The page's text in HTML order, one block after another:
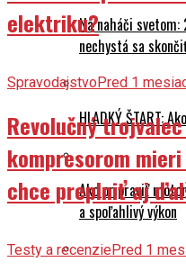
Na naháči svetom:
nechystá sa
HLADKÝ ŠTART:
Ako pripraviť
a spoľahlivý výkon
elektriku?
SpravodajstvoPred 1
Revolučný
kompresorom
chce preplniť aj
Testy a recenziePred 1